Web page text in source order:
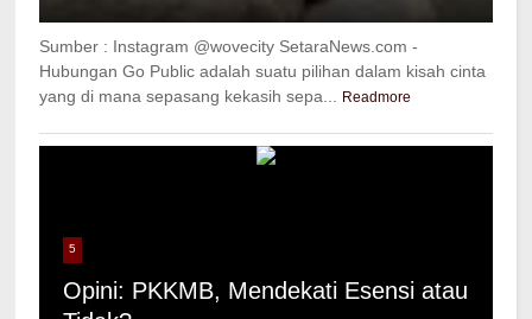
Sumber : Instagram @wovecity SetaraNews.com -
Hubungan Go Public adalah suatu pilihan dalam kisah cinta
yang di mana sepasang kekasih sepa...
Readmore
5
Opini: PKKMB, Mendekati Esensi atau